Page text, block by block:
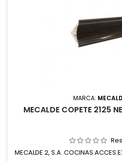
MARCA:
MECALDE COPETE 2125
MECALDE 2, S.A. COCINAS